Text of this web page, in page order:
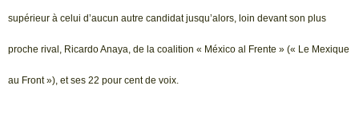
supérieur à celui d’aucun autre candidat jusqu’alors, loin devant son plus
proche rival, Ricardo Anaya, de la coalition « México al Frente » (« Le Mexique
au Front »), et ses 22 pour cent de voix.